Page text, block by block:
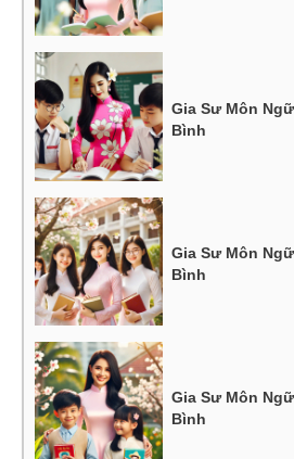
Gia Sư Môn
Bình
Gia Sư Môn
Bình
Gia Sư Môn
Bình